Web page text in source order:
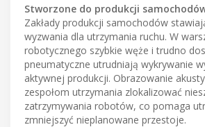
Stworzone do produkcji
Zakłady produkcji samochodów
wyzwania dla utrzymania ruchu. W
robotycznego szybkie węże i trudno
pneumatyczne utrudniają wykrywanie
aktywnej produkcji. Obrazowanie
zespołom utrzymania zlokalizować
zatrzymywania robotów, co pomaga
zmniejszyć nieplanowane przestoje.